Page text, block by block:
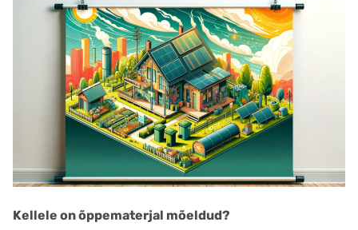
Kellele on õppematerjal mõeldud?